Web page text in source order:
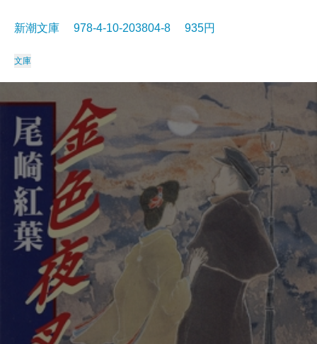
新潮文庫 978-4-10-203804-8 935円
文庫